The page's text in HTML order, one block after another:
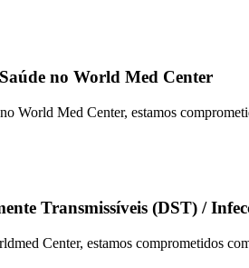
no World Med Center
World Med Center, estamos
Transmissíveis (DST) /
Center, estamos comprometidos